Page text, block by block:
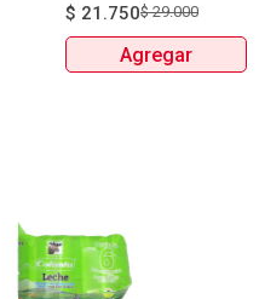
$ 21.750$29.000
Agregar